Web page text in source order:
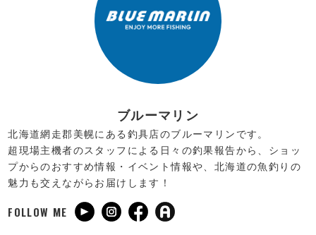
ブルーマリン
北海道網走郡美幌にある釣具店のブルーマリンです。
超現場主機者のスタッフによる日々の釣果報告から、ショッ
プからのおすすめ情報・イベント情報や、北海道の魚釣りの
魅力も交えながらお届けします！
FOLLOW ME